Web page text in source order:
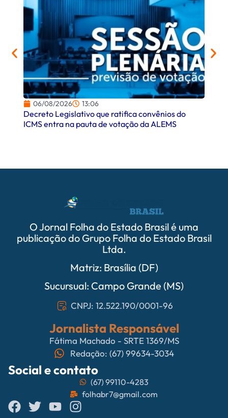
06/08/2026 13:06
Decreto Legislativo que ratifica convênios do
ICMS entra na pauta de votação da ALEMS
O Jornal Folha do Estado Brasil é uma
publicação do Grupo Folha do Estado Brasil
Ltda.
Matriz: Brasília (DF)
Sucursual: Campo Grande (MS)
CNPJ: 12.522.190/0001-96
Jornalista Responsável
Fátima Machado - SRTE 1369/MS
Redação: (67) 99634-3034
Social e contato
(67) 99110-4283
folhabr7@gmail.com